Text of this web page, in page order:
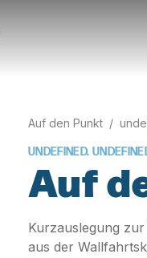
Auf den Punkt /
UNDEFINED.
Auf
Kurzauslegung
aus der